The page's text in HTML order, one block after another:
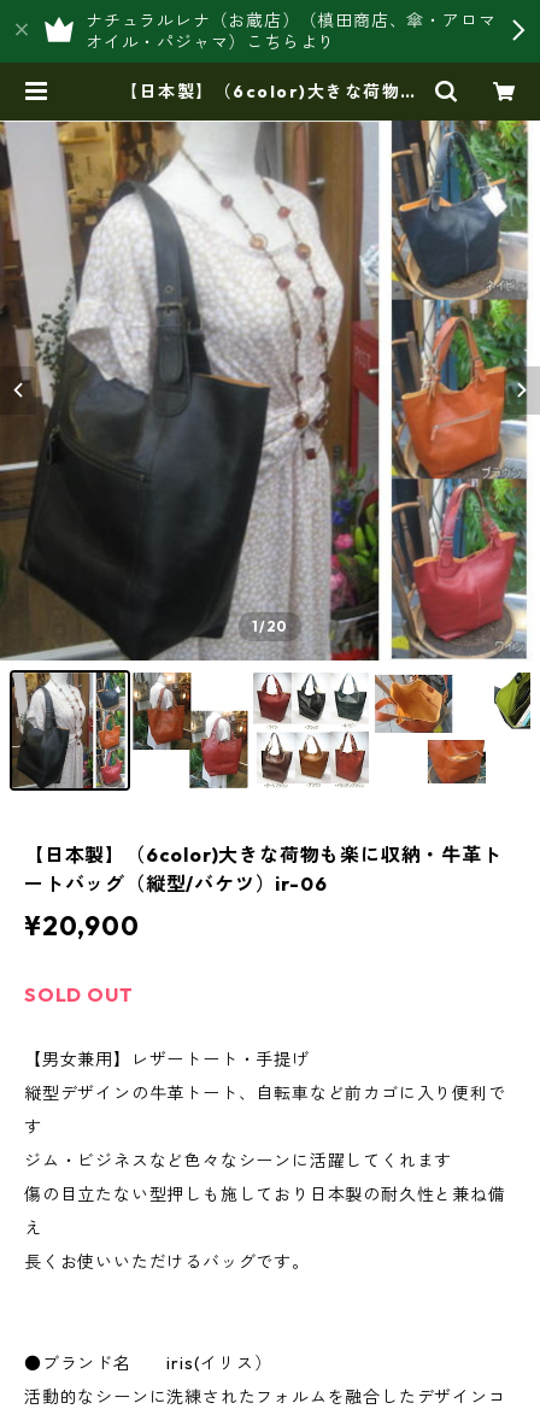
ナチュラルレナ（お蔵店）（槙田商店、傘・アロマ
オイル・パジャマ）こちらより
【日本製】（6color)大きな荷物も
バケツ）ir-06 | 豊岡製オリジナル
バッグ製造販売【日本製・バッグ財
布 専門店】レナ ジャパンメイ
ド ショップ
1/20
【日本製】（6color)大きな荷物も楽に収納・牛革ト
ートバッグ（縦型/バケツ）ir-06
¥20,900
SOLD OUT
【男女兼用】レザートート・手提げ
縦型デザインの牛革トート、自転車など前カゴに入り便利で
す
ジム・ビジネスなど色々なシーンに活躍してくれます
傷の目立たない型押しも施しており日本製の耐久性と兼ね備
え
長くお使いいただけるバッグです。
●ブランド名 iris(イリス）
活動的なシーンに洗練されたフォルムを融合したデザインコ